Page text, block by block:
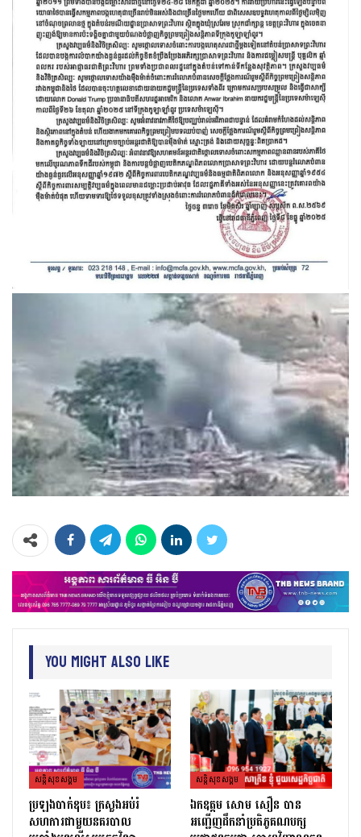
You Might Also Like
សន្តិសុខសង្គម
ប្រឡងបាក់ឌុប៖ ក្រសួងអប់រំ
សហការជាមួយនគរបាល
សន្តិសុខសង្គម
ឯកឧត្តម សោម សឿន បាន
អញ្ជើញដឹកនាំប្រតិភូគណបក្ស